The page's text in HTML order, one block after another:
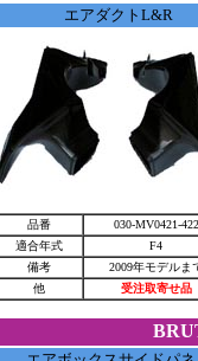
エアダクトL&R
品番
030-MV0421-422
適合年式
F4
備考
2009年モデルま
他
受注取寄せ品